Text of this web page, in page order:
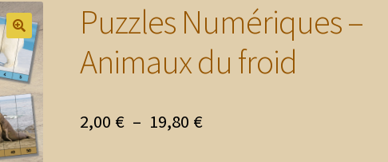
Puzzles Numériques –
Animaux du froid
2,00 € – 19,80 €Plage